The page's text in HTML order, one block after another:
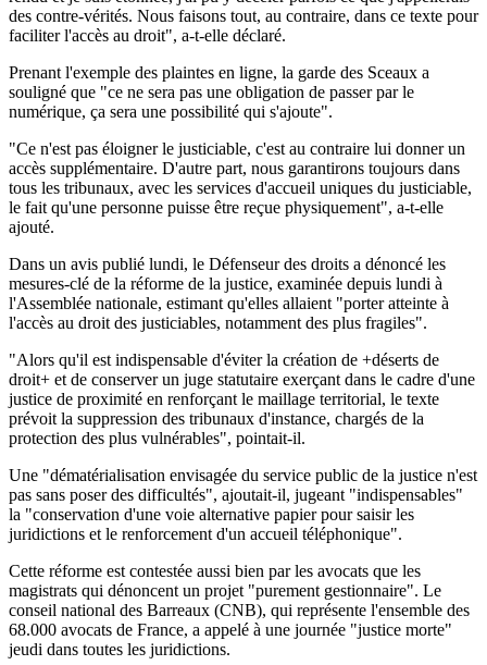
des contre-vérités. Nous faisons tout, au contraire, dans ce texte pour
faciliter l'accès au droit", a-t-elle déclaré.
Prenant l'exemple des plaintes en ligne, la garde des Sceaux a
souligné que "ce ne sera pas une obligation de passer par le
numérique, ça sera une possibilité qui s'ajoute".
"Ce n'est pas éloigner le justiciable, c'est au contraire lui donner un
accès supplémentaire. D'autre part, nous garantirons toujours dans
tous les tribunaux, avec les services d'accueil uniques du justiciable,
le fait qu'une personne puisse être reçue physiquement", a-t-elle
ajouté.
Dans un avis publié lundi, le Défenseur des droits a dénoncé les
mesures-clé de la réforme de la justice, examinée depuis lundi à
l'Assemblée nationale, estimant qu'elles allaient "porter atteinte à
l'accès au droit des justiciables, notamment des plus fragiles".
"Alors qu'il est indispensable d'éviter la création de +déserts de
droit+ et de conserver un juge statutaire exerçant dans le cadre d'une
justice de proximité en renforçant le maillage territorial, le texte
prévoit la suppression des tribunaux d'instance, chargés de la
protection des plus vulnérables", pointait-il.
Une "dématérialisation envisagée du service public de la justice n'est
pas sans poser des difficultés", ajoutait-il, jugeant "indispensables"
la "conservation d'une voie alternative papier pour saisir les
juridictions et le renforcement d'un accueil téléphonique".
Cette réforme est contestée aussi bien par les avocats que les
magistrats qui dénoncent un projet "purement gestionnaire". Le
conseil national des Barreaux (CNB), qui représente l'ensemble des
68.000 avocats de France, a appelé à une journée "justice morte"
jeudi dans toutes les juridictions.